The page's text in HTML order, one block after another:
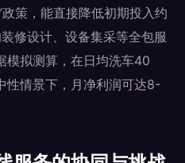
策，能直接降低初期投入约
修设计、设备集采等全包服
模拟测算，在日均洗车40
性情景下，月净利润可达8-